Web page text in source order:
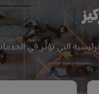
التي تؤثر في الخدمات